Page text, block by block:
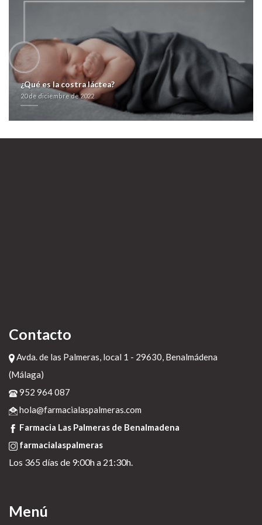
NoticiaFurosemida en republica dominicana 20 de diciembre de 2022
¿Qué es la costra láctea?
20 de diciembre de 2022
Contacto
Avda. de las Palmeras, local 1 - 29630, Benalmádena
(Málaga)
952 964 087
hola@farmacialaspalmeras.com
Farmacia Las Palmeras de Benalmadena
farmacialaspalmeras
Los 365 días de 9:00h a 21:30h.
Menú